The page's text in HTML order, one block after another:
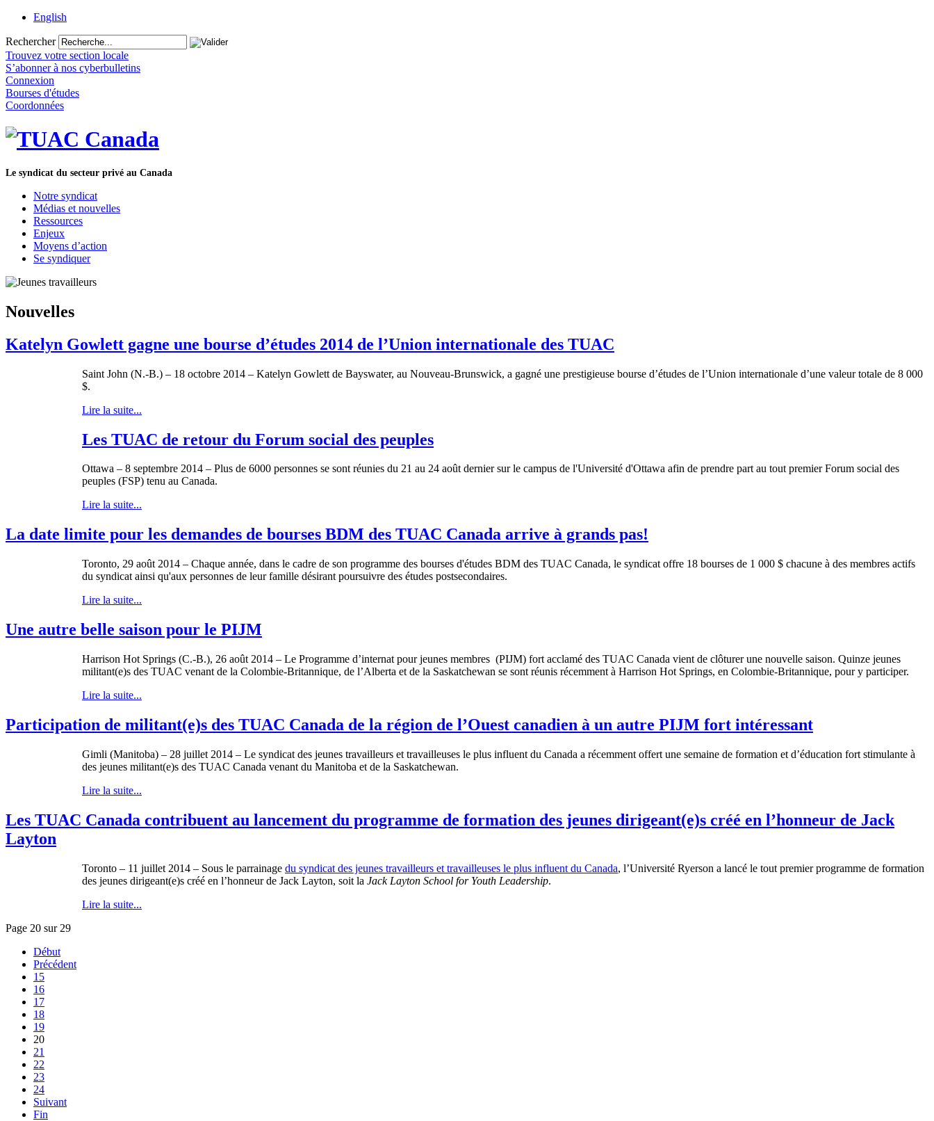
English
Rechercher
Trouvez votre section locale
S’abonner à nos cyberbulletins
Connexion
Bourses d'études
Coordonnées
Le syndicat du secteur privé au Canada
Notre syndicat
Médias et nouvelles
Ressources
Enjeux
Moyens d’action
Se syndiquer
Nouvelles
Katelyn Gowlett gagne une bourse d’études 2014 de l’Union internationale des TUAC
Saint John (N.-B.) – 18 octobre 2014 – Katelyn Gowlett de Bayswater, au Nouveau-Brunswick, a gagné une prestigieuse bourse d’études de l’Union internationale d’une valeur totale de 8 000
$.
Lire la suite...
Les TUAC de retour du Forum social des peuples
Ottawa – 8 septembre 2014 – Plus de 6000 personnes se sont réunies du 21 au 24 août dernier sur le campus de l'Université d'Ottawa afin de prendre part au tout premier Forum social des
peuples (FSP) tenu au Canada.
Lire la suite...
La date limite pour les demandes de bourses BDM des TUAC Canada arrive à grands pas!
Toronto, 29 août 2014 – Chaque année, dans le cadre de son programme des bourses d'études BDM des TUAC Canada, le syndicat offre 18 bourses de 1 000 $ chacune à des membres actifs
du syndicat ainsi qu'aux personnes de leur famille désirant poursuivre des études postsecondaires.
Lire la suite...
Une autre belle saison pour le PIJM
Harrison Hot Springs (C.-B.), 26 août 2014 – Le Programme d’internat pour jeunes membres (PIJM) fort acclamé des TUAC Canada vient de clôturer une nouvelle saison. Quinze jeunes
militant(e)s des TUAC venant de la Colombie-Britannique, de l’Alberta et de la Saskatchewan se sont réunis récemment à Harrison Hot Springs, en Colombie-Britannique, pour y participer.
Lire la suite...
Participation de militant(e)s des TUAC Canada de la région de l’Ouest canadien à un autre PIJM fort intéressant
Gimli (Manitoba) – 28 juillet 2014 – Le syndicat des jeunes travailleurs et travailleuses le plus influent du Canada a récemment offert une semaine de formation et d’éducation fort stimulante à
des jeunes militant(e)s des TUAC Canada venant du Manitoba et de la Saskatchewan.
Lire la suite...
Les TUAC Canada contribuent au lancement du programme de formation des jeunes dirigeant(e)s créé en l’honneur de Jack
Layton
Toronto – 11 juillet 2014 – Sous le parrainage du syndicat des jeunes travailleurs et travailleuses le plus influent du Canada, l’Université Ryerson a lancé le tout premier programme de formation
des jeunes dirigeant(e)s créé en l’honneur de Jack Layton, soit la Jack Layton School for Youth Leadership.
Lire la suite...
Page 20 sur 29
Début
Précédent
15
16
17
18
19
20
21
22
23
24
Suivant
Fin